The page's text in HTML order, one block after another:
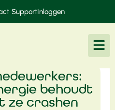
SupportInloggen
behoudt
ze crashen